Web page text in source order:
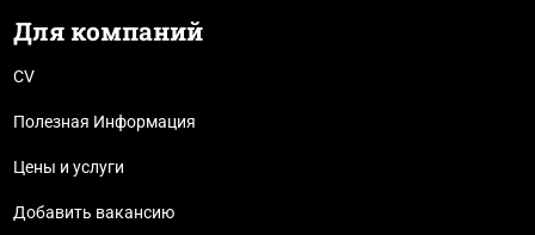
Для компаний
CV
Полезная Информация
Цены и услуги
Добавить вакансию